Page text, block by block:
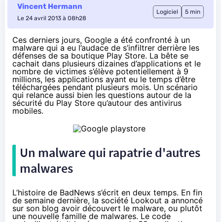
Vincent Hermann
Le 24 avril 2013 à 08h28
Logiciel 5 min
Ces derniers jours, Google a été confronté à un
malware qui a eu l’audace de s’infiltrer derrière les
défenses de sa boutique Play Store. La bête se
cachait dans plusieurs dizaines d’applications et le
nombre de victimes s’élève potentiellement à 9
millions, les applications ayant eu le temps d’être
téléchargées pendant plusieurs mois. Un scénario
qui relance aussi bien les questions autour de la
sécurité du Play Store qu’autour des antivirus
mobiles.
Un malware qui rapatrie d'autres
malwares
L’histoire de BadNews s’écrit en deux temps. En fin
de semaine dernière, la société Lookout a annoncé
sur son blog avoir découvert le malware, ou plutôt
une nouvelle famille de malwares. Le code